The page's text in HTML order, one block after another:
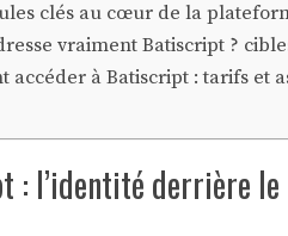
clés au cœur de la
vraiment Batiscript ?
accéder à Batiscript : tarifs et
: l’identité derrière